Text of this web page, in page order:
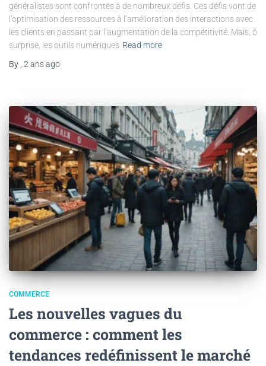
généralistes sont confrontés à de nombreux défis. Ces défis vont de
l’optimisation des ressources à l’amélioration des interactions avec
les clients en passant par l’augmentation de la compétitivité. Mais, ô
surprise, les outils numériques Read more
By 2 ansago
COMMERCE
Les nouvelles vagues du
commerce : comment les
tendances redéfinissent le marché